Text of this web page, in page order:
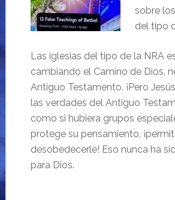
sobre
del tipo
Las iglesias del tipo de la NRA
cambiando el Camino de Dios,
Antiguo Testamento. ¡Pero
las verdades del Antiguo
como si hubiera grupos
protege su pensamiento,
desobedecerle! Eso nunca ha
para Dios.